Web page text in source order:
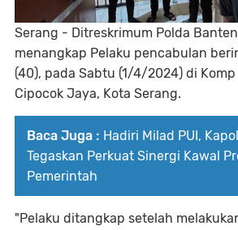
Serang - Ditreskrimum Polda
menangkap Pelaku pencabulan
(40), pada Sabtu (1/4/2024) di Komp
Cipocok Jaya, Kota Serang.
Baca Juga : Hadiri Milad PUI,
Tegaskan Perkuat Sinergi Kawal
Pemerintah
"Pelaku ditangkap setelah